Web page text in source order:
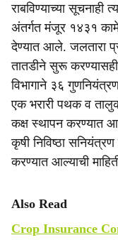
राबविण्याच्या सूचनाही
अंतर्गत मंजूर १४३१ कामे
देण्यात आले. जलतारा
तातडीने सुरू
विभागाने ३६
एक भरारी पथक व
कक्ष स्थापन करण्यात
कृषी निविष्ठा
करण्यात आल्याची
Also Read
Crop Insurance